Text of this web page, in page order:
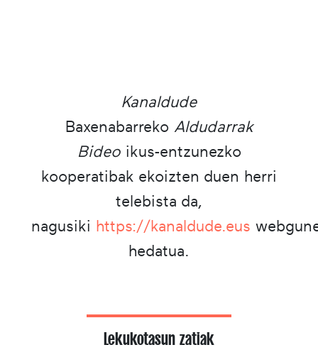
Kanaldude
Baxenabarreko Aldudarrak
Bideoikus-entzunezko
kooperatibak ekoizten duen herri
telebista da,
nagusiki https://kanaldude.eus
hedatua.
Lekukotasun zatiak